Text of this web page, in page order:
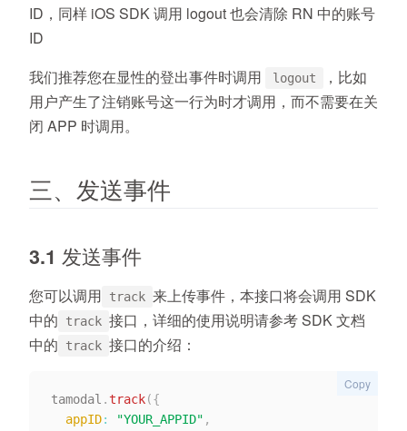
ID，同样 iOS SDK 调用 logout 也会清除 RN 中的账号
ID
我们推荐您在显性的登出事件时调用
logout
，比如
用户产生了注销账号这一行为时才调用，而不需要在关
闭 APP 时调用。
三、发送事件
3.1 发送事件
您可以调用 track 来上传事件，本接口将会调用 SDK
中的
track 接口，详细的使用说明请参考 SDK 文档
中的
track 接口的介绍：
tamodal .track({
appID: "YOUR_APPID" ,
Copy